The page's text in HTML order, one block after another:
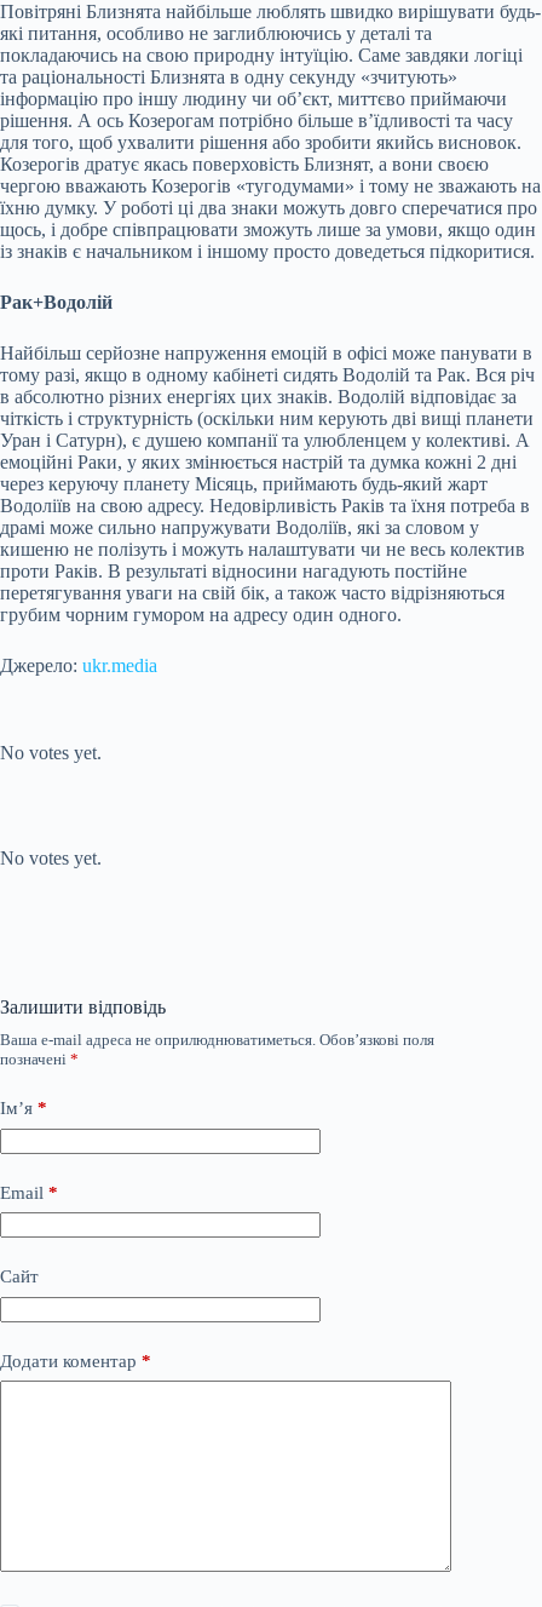
Повітряні Близнята найбільше люблять швидко вирішувати будь-
які питання, особливо не заглиблюючись у деталі та
покладаючись на свою природну інтуїцію. Саме завдяки логіці
та раціональності Близнята в одну секунду «зчитують»
інформацію про іншу людину чи об’єкт, миттєво приймаючи
рішення. А ось Козерогам потрібно більше в’їдливості та часу
для того, щоб ухвалити рішення або зробити якийсь висновок.
Козерогів дратує якась поверховість Близнят, а вони своєю
чергою вважають Козерогів «тугодумами» і тому не зважають на
їхню думку. У роботі ці два знаки можуть довго сперечатися про
щось, і добре співпрацювати зможуть лише за умови, якщо один
із знаків є начальником і іншому просто доведеться підкоритися.
Рак+Водолій
Найбільш серйозне напруження емоцій в офісі може панувати в
тому разі, якщо в одному кабінеті сидять Водолій та Рак. Вся річ
в абсолютно різних енергіях цих знаків. Водолій відповідає за
чіткість і структурність (оскільки ним керують дві вищі планети
Уран і Сатурн), є душею компанії та улюбленцем у колективі. А
емоційні Раки, у яких змінюється настрій та думка кожні 2 дні
через керуючу планету Місяць, приймають будь-який жарт
Водоліїв на свою адресу. Недовірливість Раків та їхня потреба в
драмі може сильно напружувати Водоліїв, які за словом у
кишеню не полізуть і можуть налаштувати чи не весь колектив
проти Раків. В результаті відносини нагадують постійне
перетягування уваги на свій бік, а також часто відрізняються
грубим чорним гумором на адресу один одного.
Джерело: ukr.media
No votes yet.
No votes yet.
Залишити відповідь
Ваша e-mail адреса не оприлюднюватиметься. Обов’язкові поля
позначені *
Ім’я *
Email *
Сайт
Додати коментар *